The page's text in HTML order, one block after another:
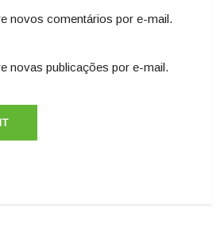
novos comentários por e-mail.
novas publicações por e-mail.